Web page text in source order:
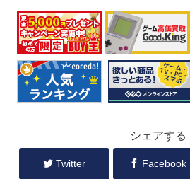
シェアする
Twitter Facebook